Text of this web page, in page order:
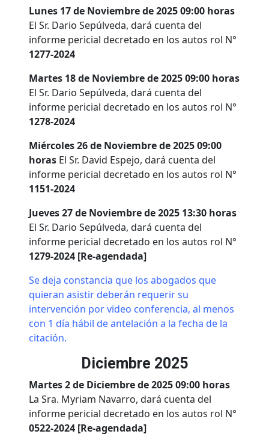
Lunes 17 de Noviembre de 2025 09:00 horas
El Sr. Dario Sepúlveda, dará cuenta del
informe pericial decretado en los autos rol N°
1277-2024
Martes 18 de Noviembre de 2025 09:00 horas
El Sr. Dario Sepúlveda, dará cuenta del
informe pericial decretado en los autos rol N°
1278-2024
Miércoles 26 de Noviembre de 2025 09:00
horas El Sr. David Espejo, dará cuenta del
informe pericial decretado en los autos rol N°
1151-2024
Jueves 27 de Noviembre de 2025 13:30 horas
El Sr. Dario Sepúlveda, dará cuenta del
informe pericial decretado en los autos rol N°
1279-2024 [Re-agendada]
Se deja constancia que los abogados que
quieran asistir deberán requerir su
intervención por video conferencia, al menos
con 1 día hábil de antelación a la fecha de la
citación.
Diciembre 2025
Martes 2 de Diciembre de 2025 09:00 horas
La Sra. Myriam Navarro, dará cuenta del
informe pericial decretado en los autos rol N°
0522-2024 [Re-agendada]